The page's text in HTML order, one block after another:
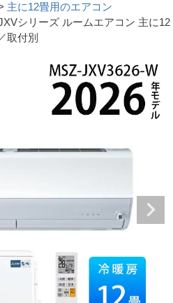
主に12畳用のエアコン
シリーズ ルームエアコン 主に12
取付別